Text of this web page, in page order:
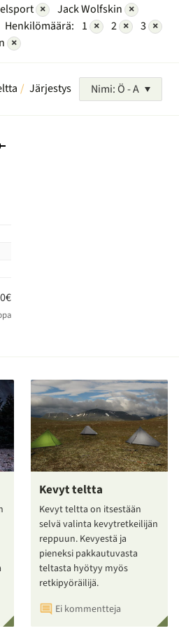
× Jack Wolfskin ×
Henkilömäärä: 1 × 2 × 3 ×
×
Järjestys Nimi: Ö - A
Kevyt teltta
Kevyt teltta on itsestään
selvä valinta kevytretkeilijän
reppuun. Kevyestä ja
pieneksi pakkautuvasta
teltasta hyötyy myös
retkipyöräilijä.
Ei kommentteja